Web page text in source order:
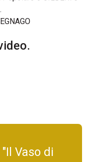
Vaso di